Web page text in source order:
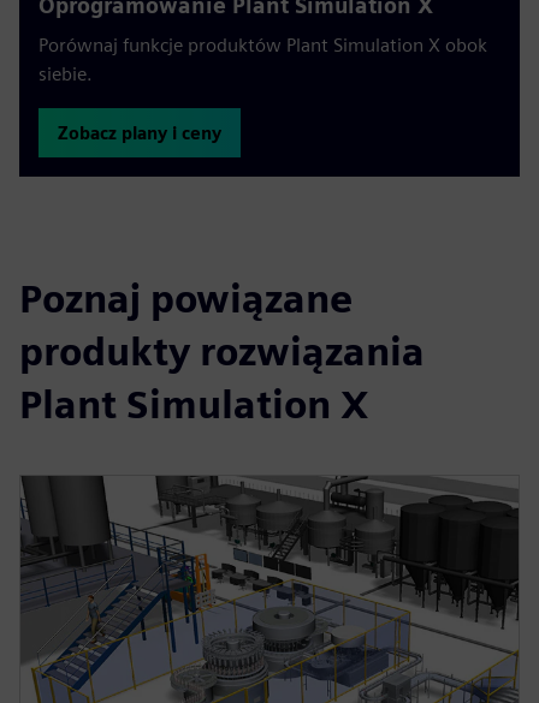
Oprogramowanie Plant Simulation X
Porównaj funkcje produktów Plant Simulation X obok
siebie.
Zobacz plany i ceny
Poznaj powiązane
produkty rozwiązania
Plant Simulation X